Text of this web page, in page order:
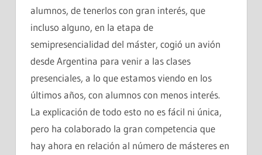
alumnos, de tenerlos con gran interés, que
incluso alguno, en la etapa de
semipresencialidad del máster, cogió un avión
desde Argentina para venir a las clases
presenciales, a lo que estamos viendo en los
últimos años, con alumnos con menos interés.
La explicación de todo esto no es fácil ni única,
pero ha colaborado la gran competencia que
hay ahora en relación al número de másteres en